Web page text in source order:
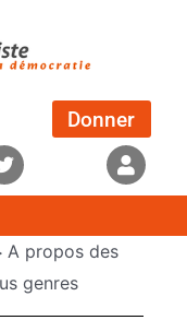
Donner
A propos des
genres